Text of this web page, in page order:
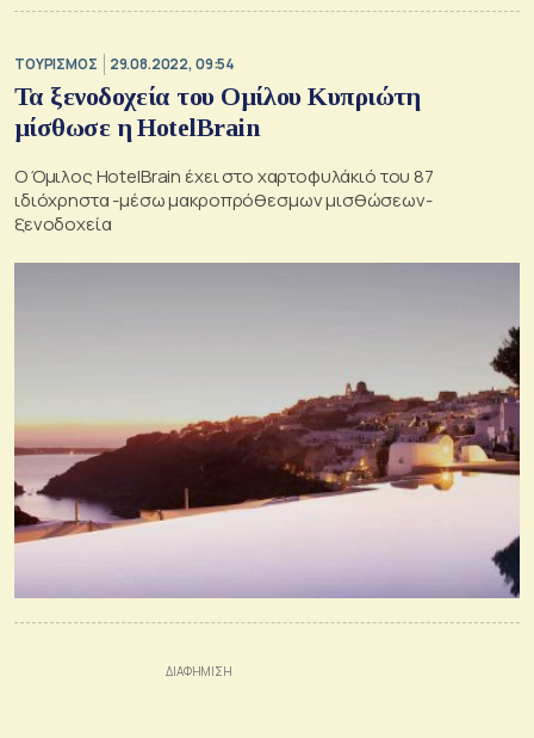
ΤΟΥΡΙΣΜΟΣ 29.08.2022, 09:54
Τα ξενοδοχεία του Ομίλου Κυπριώτη
μίσθωσε η HotelBrain
Ο Όμιλος HotelBrain έχει στο χαρτοφυλάκιό του 87
ιδιόχρηστα -μέσω μακροπρόθεσμων μισθώσεων-
ξενοδοχεία